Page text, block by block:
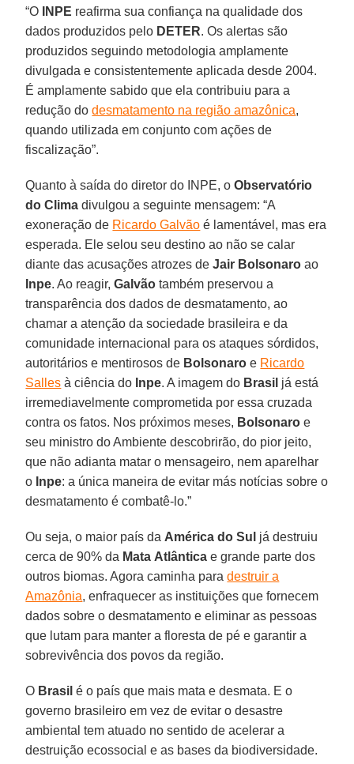
“O
INPE reafirma sua confiança na qualidade dos
dados produzidos pelo DETER. Os alertas são
produzidos seguindo metodologia amplamente
divulgada e consistentemente aplicada desde 2004.
É amplamente sabido que ela contribuiu para a
redução dodesmatamento na região amazônica,
quando utilizada em conjunto com ações de
fiscalização”.
Quanto à saída do diretor do INPE, oObservatório
do Clima divulgou a seguinte mensagem: “A
exoneração de Ricardo Galvão é lamentável, mas era
esperada. Ele selou seu destino ao não se calar
diante das acusações atrozes deJair Bolsonaro ao
Inpe. Ao reagir,Galvão também preservou a
transparência dos dados de desmatamento, ao
chamar a atenção da sociedade brasileira e da
comunidade internacional para os ataques sórdidos,
autoritários e mentirosos de Bolsonaro e Ricardo
Salles à ciência do Inpe. A imagem do Brasil já está
irremediavelmente comprometida por essa cruzada
contra os fatos. Nos próximos meses, Bolsonaro e
seu ministro do Ambiente descobrirão, do pior jeito,
que não adianta matar o mensageiro, nem aparelhar
o Inpe: a única maneira de evitar más notícias sobre o
desmatamento é combatê-lo.”
Ou seja, o maior país da América do Sul já destruiu
cerca de 90% da Mata Atlântica e grande parte dos
outros biomas. Agora caminha paradestruir a
Amazônia, enfraquecer as instituições que fornecem
dados sobre o desmatamento e eliminar as pessoas
que lutam para manter a floresta de pé e garantir a
sobrevivência dos povos da região.
O Brasil é o país que mais mata e desmata. E o
governo brasileiro em vez de evitar o desastre
ambiental tem atuado no sentido de acelerar a
destruição ecossocial e as bases da biodiversidade.